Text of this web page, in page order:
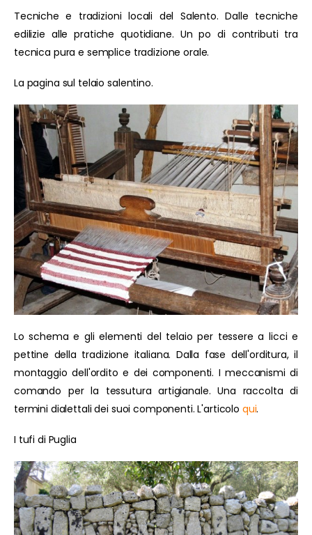
Tecniche e tradizioni locali del Salento. Dalle tecniche
edilizie alle pratiche quotidiane. Un po di contributi tra
tecnica pura e semplice tradizione orale.
La pagina sul telaio salentino.
Lo schema e gli elementi del telaio per tessere a licci e
pettine della tradizione italiana. Dalla fase dell'orditura, il
montaggio dell'ordito e dei componenti. I meccanismi di
comando per la tessutura artigianale. Una raccolta di
termini dialettali dei suoi componenti. L'articolo qui.
I tufi di Puglia